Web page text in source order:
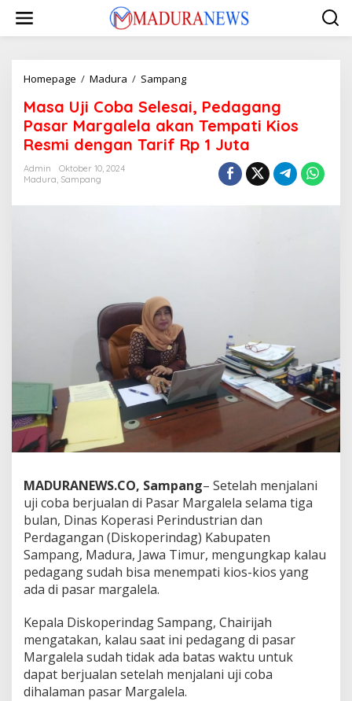
konten
Homepage / Madura / SampangMasa
Coba
Selesai,
Pedagang
Pasar
Margalela
Masa Uji Coba Selesai, Pedagang
Pasar Margalela akan Tempati Kios
Resmi dengan Tarif Rp 1 Juta
Admin
Oktober 10, 2024
Madura, Sampang
MADURANEWS.CO, Sampang– Setelah menjalani
uji coba berjualan di Pasar Margalela selama tiga
bulan, Dinas Koperasi Perindustrian dan
Perdagangan (Diskoperindag) Kabupaten
Sampang, Madura, Jawa Timur, mengungkap kalau
pedagang sudah bisa menempati kios-kios yang
ada di pasar margalela.
Kepala Diskoperindag Sampang, Chairijah
mengatakan, kalau saat ini pedagang di pasar
Margalela sudah tidak ada batas waktu untuk
dapat berjualan setelah menjalani uji coba
dihalaman pasar Margalela.